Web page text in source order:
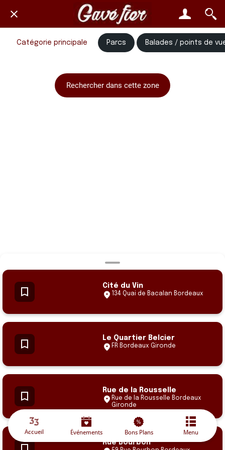
Catégorie principale Parcs Balades / points de
Cité du Vin
134 Quai de Bacalan Bordeaux
Le Quartier Belcier
FR Bordeaux Gironde
Rue de la Rousselle
Rue de la Rousselle Bordeaux
Gironde
Rue Bourbon
Rechercher dans cette zone
Accueil Événements Bons Plans Menu